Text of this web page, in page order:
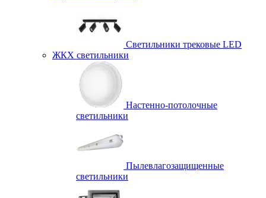
Светильники трековые LED
ЖКХ светильники
Настенно-потолочные
светильники
Пылевлагозащищенные
светильники